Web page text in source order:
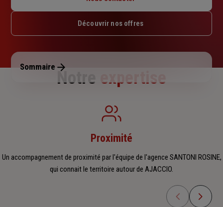
Jeudi : 09h – 12h / 14h – 18h
Dimanche : Fermé
Découvrir nos offres
Sommaire
Notre expertise
Proximité
Un accompagnement de proximité par l'équipe de l'agence SANTONI ROSINE,
qui connait le territoire autour de AJACCIO.